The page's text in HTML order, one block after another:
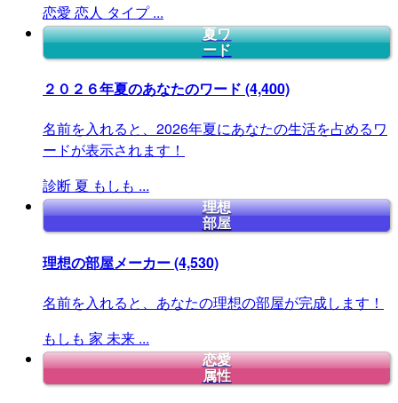
恋愛 恋人 タイプ ...
夏ワ
ード
２０２６年夏のあなたのワード (4,400)
名前を入れると、2026年夏にあなたの生活を占めるワ
ードが表示されます！
診断 夏 もしも ...
理想
部屋
理想の部屋メーカー(4,530)
名前を入れると、あなたの理想の部屋が完成します！
もしも 家 未来 ...
恋愛
属性